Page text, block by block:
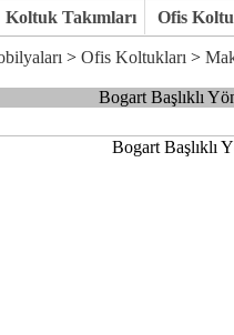
kaliteye önem
ile hayal ettiğiniz özgün ofis
karar verelim.Büro Mobilya
Koltuk Takımları Ofis
> Ofis Koltukları >
Bogart Başlıklı